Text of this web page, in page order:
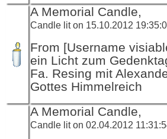
A Memorial Candle,
Candle lit on 15.10.2012
From [Username
ein Licht zum
Fa. Resing mit
Gottes Himmelreich
A Memorial Candle,
Candle lit on 02.04.2012